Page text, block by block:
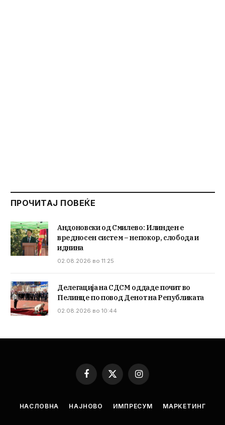
ПРОЧИТАЈ ПОВЕЌЕ
Андоновски од Смилево: Илинден е
вредносен систем – непокор, слобода и
иднина
02.08.2026 во 11:25
Делегација на СДСМ оддаде почит во
Пелинце по повод Денот на Републиката
02.08.2026 во 10:44
Facebook
X
Instagram
НАСЛОВНА НАЈНОВО ИМПРЕСУМ МАРКЕТИНГ